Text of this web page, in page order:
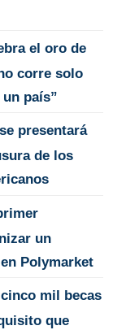
el oro de
corre solo
país”
presentará
de los
un
Polymarket
mil becas
que